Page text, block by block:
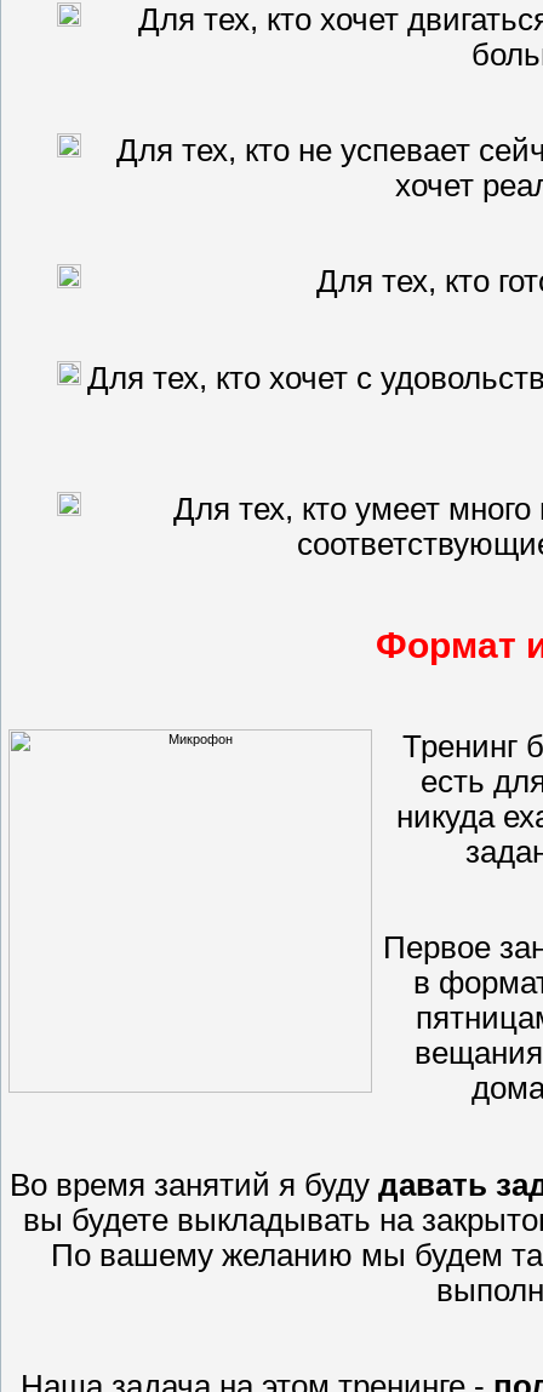
Для тех, кто хочет
Для тех, кто не успевает
хочет
Для тех, кто
Для тех, кто хочет с
Для тех, кто умеет
Формат
Тренинг
есть
никуда
Первое
в
Во время занятий я буду давать
вы будете выкладывать на
По вашему желанию мы будем